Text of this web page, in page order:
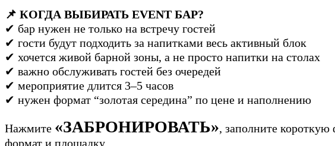
📌 КОГДА ВЫБИРАТЬ EVENT БАР?
✔ бар нужен не только на встречу гостей
✔ гости будут подходить за напитками весь активный блок
✔ хочется живой барной зоны, а не просто напитки на столах
✔ важно обслуживать гостей без очередей
✔ мероприятие длится 3–5 часов
✔ нужен формат “золотая середина” по цене и наполнению
Нажмите «ЗАБРОНИРОВАТЬ», заполните
формат и площадку.